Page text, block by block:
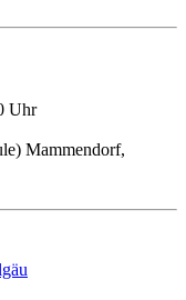
Uhr
Mammendorf,